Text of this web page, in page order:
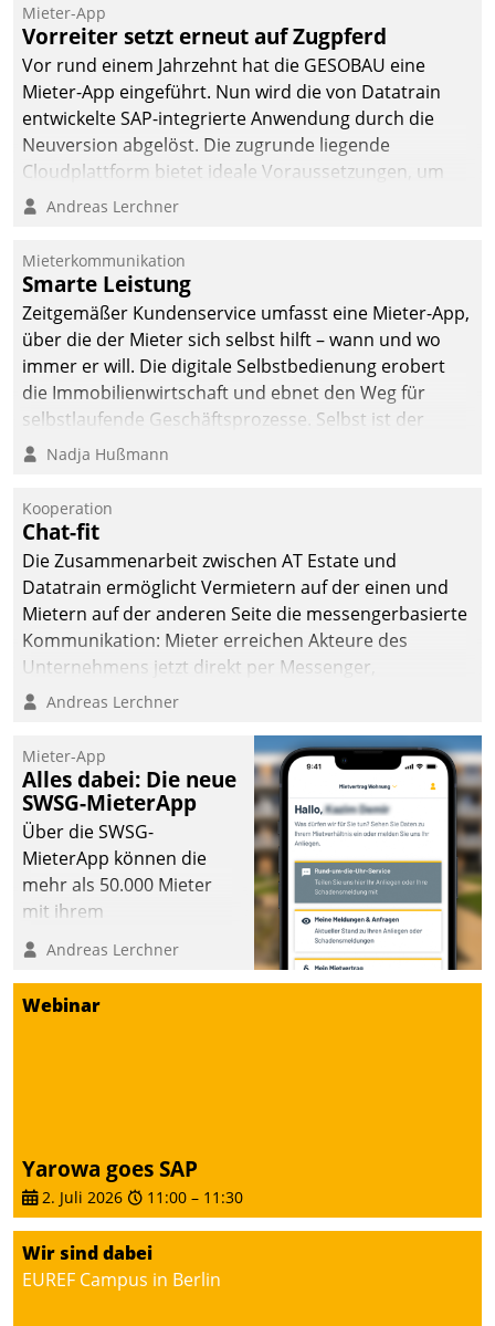
Mieter-App
Vorreiter setzt erneut auf Zugpferd
Vor rund einem Jahrzehnt hat die GESOBAU eine
Mieter-App eingeführt. Nun wird die von Datatrain
entwickelte SAP-integrierte Anwendung durch die
Neuversion abgelöst. Die zugrunde liegende
Cloudplattform bietet ideale Voraussetzungen, um
die Funktionalität der App zu erweitern und weitere
integrieren.
Andreas Lerchner
Mieterkommunikation
Smarte Leistung
Zeitgemäßer Kundenservice umfasst eine Mieter-App,
über die der Mieter sich selbst hilft – wann und wo
immer er will. Die digitale Selbstbedienung erobert
die Immobilienwirtschaft und ebnet den Weg für
selbstlaufende Geschäftsprozesse. Selbst ist der
Kunde und smart der Serviceanbieter.
Nadja Hußmann
Kooperation
Chat-fit
Die Zusammenarbeit zwischen AT Estate und
Datatrain ermöglicht Vermietern auf der einen und
Mietern auf der anderen Seite die messengerbasierte
Kommunikation: Mieter erreichen Akteure des
Unternehmens jetzt direkt per Messenger,
Mitarbeiter oder Dienstleister empfangen oder
Andreas Lerchner
Mieter-App
Alles dabei: Die neue
SWSG-MieterApp
Über die SWSG-
MieterApp können die
mehr als 50.000 Mieter
mit ihrem
Wohnungsunternehmen
kommunizieren, auf dem
Laufenden bleiben, Daten
einsehen und ändern
Andreas Lerchner
Webinar
Yarowa goes SAP
2. Juli 2026 11:00 – 11:30
Wir sind dabei
EUREF Campus in Berlin